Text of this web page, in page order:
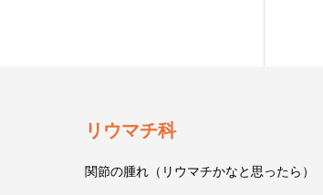
リウマチ科
関節の腫れ（リウマチかなと思ったら）